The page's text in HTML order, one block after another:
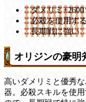
ダメリミ+2600
必殺を使用す
長期戦に強い
オリジンの豪明
高いダメリミと優秀
器。必殺スキルを使